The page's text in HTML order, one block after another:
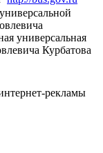
универсальная
Курбатова
рекламы